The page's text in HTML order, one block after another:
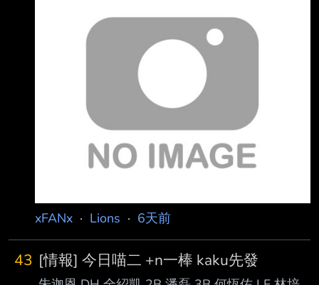
20% 樂天桃猿 vs. 統一7-ELEVEN獅 對戰打擊率
上壘率 1 張皓崴 RF (L) - 無對戰過 2 陳傑憲 LF
(L) 0.258 (8-31) 0.385 1HR 7BB 2K 3 林子豪
1B (L) 0.250 (6-24) 0.308 3H
xFANx · Lions · 6天前
43 [情報] 今日喵二 +n一棒 kaku先發